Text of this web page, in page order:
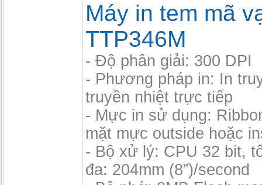
Máy in tem mã
TTP346M
- Độ phân giải: 300 DPI
- Phương pháp in: In
truyền nhiệt trực tiếp
- Mực in sử dụng:
mặt mực outside hoặc
- Bộ xử lý: CPU 32 bit,
đa: 204mm (8”)/second